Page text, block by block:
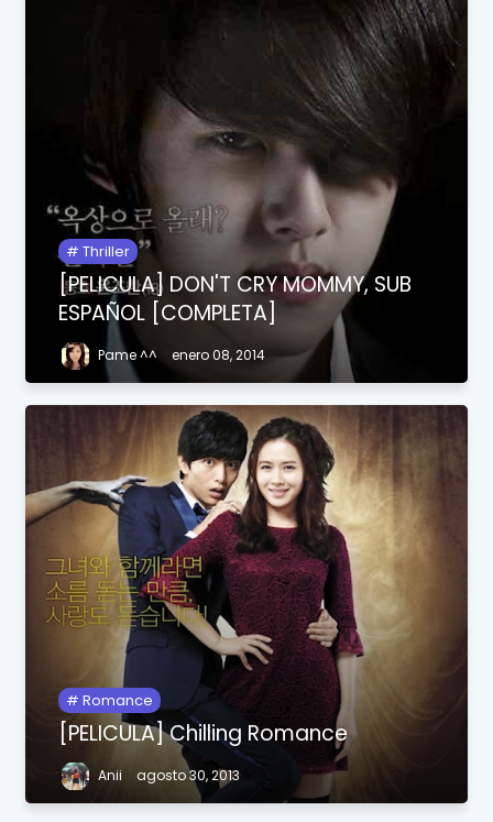
Thriller
[PELICULA] DON'T CRY MOMMY, SUB
ESPAÑOL [COMPLETA]
Pame ^^ enero 08, 2014
Romance
[PELICULA] Chilling Romance
Anii agosto 30, 2013